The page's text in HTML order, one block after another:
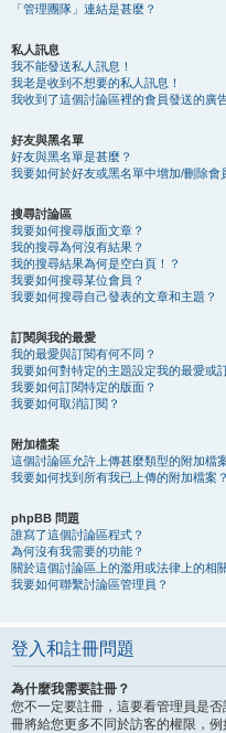
「管理團隊」連結是甚麼？
私人訊息
我不能發送私人訊息！
我老是收到不想要的私人訊息！
我收到了這個討論區裡的會員發送的廣
好友與黑名單
好友與黑名單是甚麼？
我要如何於好友或黑名單中增加/刪除會
搜尋討論區
我要如何搜尋版面文章？
我的搜尋為何沒有結果？
我的搜尋結果為何是空白頁！？
我要如何搜尋某位會員？
我要如何搜尋自己發表的文章和主題？
訂閱與我的最愛
我的最愛與訂閱有何不同？
我要如何對特定的主題設定我的最愛或
我要如何訂閱特定的版面？
我要如何取消訂閱？
附加檔案
這個討論區允許上傳甚麼類型的附加檔
我要如何找到所有我已上傳的附加檔案？
phpBB 問題
誰寫了這個討論區程式？
為何沒有我需要的功能？
關於這個討論區上的濫用或法律上的相
我要如何聯繫討論區管理員？
登入和註冊問題
為什麼我需要註冊？
您不一定要註冊，這要看管理員是
冊將給您更多不同於訪客的權限，